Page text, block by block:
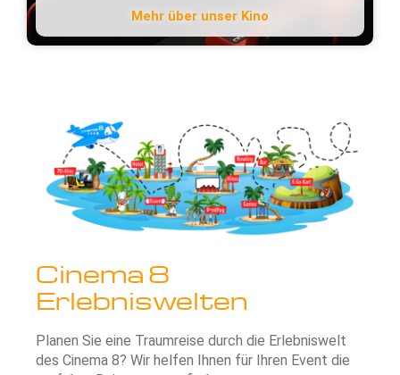
Mehr über unser Kino
Cinema 8
Erlebniswelten
Planen Sie eine Traumreise durch die Erlebniswelt
des Cinema 8? Wir helfen Ihnen für Ihren Event die